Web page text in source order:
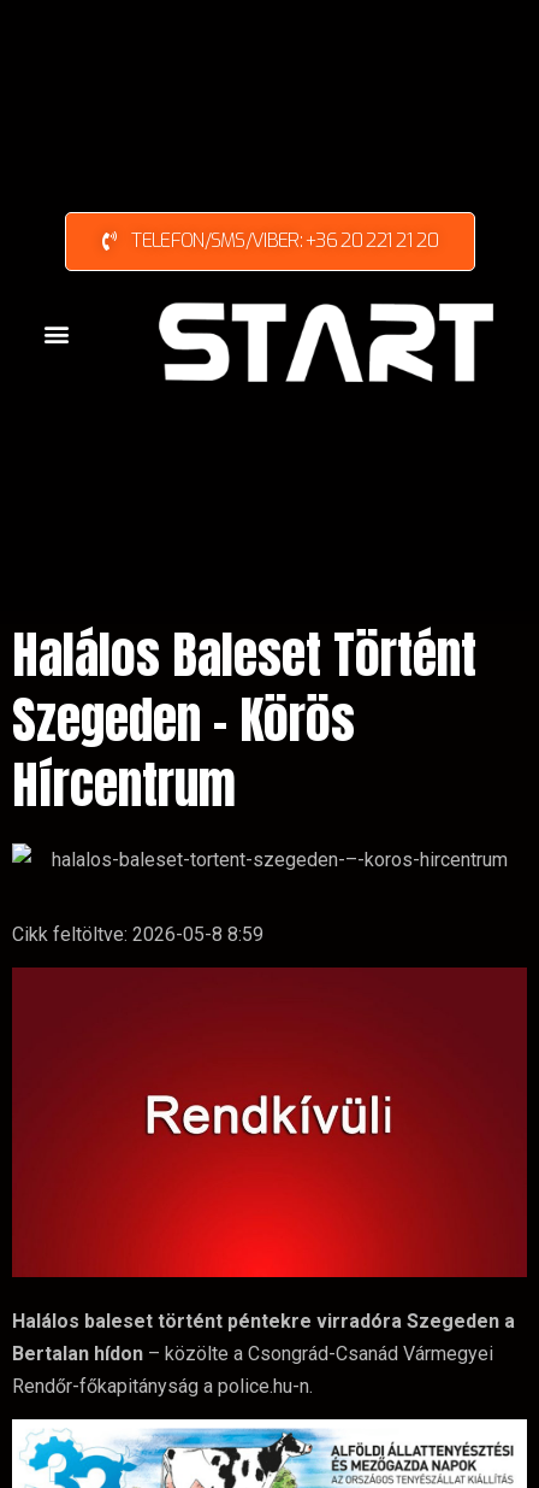
TELEFON/SMS/VIBER: +36 20 221 21 20
Halálos Baleset Történt
Szegeden – Körös
Hírcentrum
Cikk feltöltve: 2026-05-8 8:59
Halálos baleset történt péntekre virradóra Szegeden a
Bertalan hídon – közölte a Csongrád-Csanád Vármegyei
Rendőr-főkapitányság a police.hu-n.